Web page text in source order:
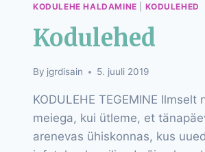
KODULEHE HALDAMINE KODULEHED
Kodulehed
By jgrdisain 5. juuli 2019
KODULEHE TEGEMINE Ilmselt
meiega, kui ütleme, et
arenevas ühiskonnas, kus uued